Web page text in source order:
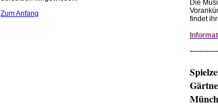
Die
findet
Zum Anfang